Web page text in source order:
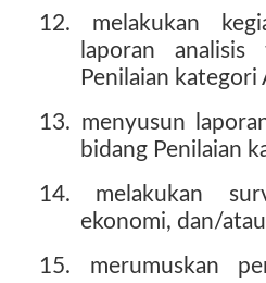
12. melakukan
laporan
Penilaian kategori
13. menyusun
bidang Penilaian
14. melakukan
ekonomi, dan/
15. merumuskan